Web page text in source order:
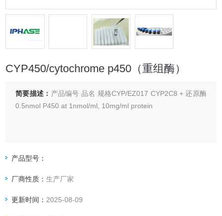
CYP450/cytochrome p450（重组酶）
简要描述： 产品编号 品名 规格CYP/EZ017 CYP2C8 + 还原酶
0.5nmol P450 at 1nmol/ml, 10mg/ml protein
产品型号：
厂商性质：生产厂家
更新时间： 2025-08-09